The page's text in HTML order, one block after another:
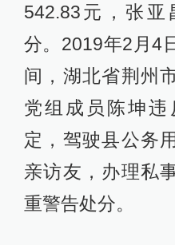
542.83元，张
分。2019年2月4
间，湖北省荆州
党组成员陈坤
定，驾驶县公务
亲访友，办理私
重警告处分。